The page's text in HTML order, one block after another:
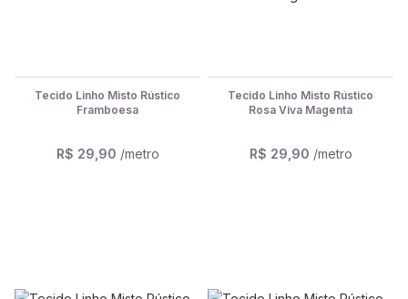
Tecido Linho Misto Rústico
Framboesa
R$ 29,90 /metro
Tecido Linho Misto Rústico
Rosa Viva Magenta
R$ 29,90 /metro